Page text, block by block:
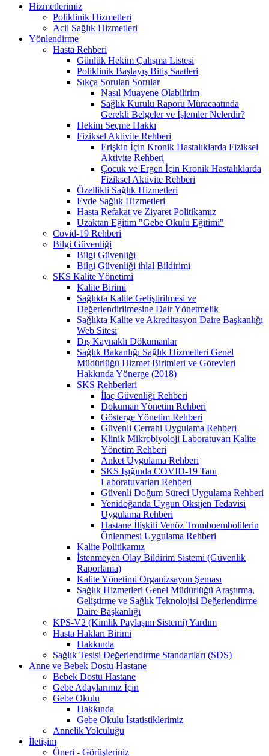
Hizmetlerimiz
Poliklinik Hizmetleri
Acil Sağlık Hizmetleri
Yönlendirme
Hasta Rehberi
Günlük Hekim Çalışma Listesi
Poliklinik Başlayış Bitiş Saatleri
Sıkça Sorulan Sorular
Nasıl Muayene Olabilirim
Sağlık Kurulu Raporu Müracaatında
Gerekli Belgeler ve İşlemler Nelerdir?
Hekim Seçme Hakkı
Fiziksel Aktivite Rehberi
Erişkin İçin Kronik Hastalıklarda Fiziksel
Aktivite Rehberi
Çocuk ve Ergen İçin Kronik Hastalıklarda
Fiziksel Aktivite Rehberi
Özellikli Sağlık Hizmetleri
Evde Sağlık Hizmetleri
Hasta Refakat ve Ziyaret Politikamız
Uzaktan Eğitim "Gebe Okulu Eğitimi"
Covid-19 Rehberi
Bilgi Güvenliği
Bilgi Güvenliği
Bilgi Güvenliği ihlal Bildirimi
SKS Kalite Yönetimi
Kalite Birimi
Sağlıkta Kalite Geliştirilmesi ve
Değerlendirilmesine Dair Yönetmelik
Sağlıkta Kalite ve Akreditasyon Daire Başkanlığı
Web Sitesi
Dış Kaynaklı Dökümanlar
Sağlık Bakanlığı Sağlık Hizmetleri Genel
Müdürlüğü Hizmet Birimleri ve Görevleri
Hakkında Yönerge (2018)
SKS Rehberleri
İlaç Güvenliği Rehberi
Doküman Yönetim Rehberi
Gösterge Yönetim Rehberi
Güvenli Cerrahi Uygulama Rehberi
Klinik Mikrobiyoloji Laboratuvarı Kalite
Yönetim Rehberi
Anket Uygulama Rehberi
SKS Işığında COVID-19 Tanı
Laboratuvarları Rehberi
Güvenli Doğum Süreci Uygulama Rehberi
Yenidoğanda Uygun Oksijen Tedavisi
Uygulama Rehberi
Hastane İlişkili Venöz Tromboembolilerin
Önlenmesi Uygulama Rehberi
Kalite Politikamız
İstenmeyen Olay Bildirim Sistemi (Güvenlik
Raporlama)
Kalite Yönetimi Organizsayon Şeması
Sağlık Hizmetleri Genel Müdürlüğü Araştırma,
Geliştirme ve Sağlık Teknolojisi Değerlendirme
Daire Başkanlığı
KPS-V2 (Kimlik Paylaşım Sistemi) Yardım
Hasta Hakları Birimi
Hakkında
Sağlık Tesisi Değerlendirme Standartları (SDS)
Anne ve Bebek Dostu Hastane
Bebek Dostu Hastane
Gebe Adaylarımız İçin
Gebe Okulu
Hakkında
Gebe Okulu İstatistiklerimiz
Annelik Yolculuğu
İletişim
Öneri - Görüşleriniz